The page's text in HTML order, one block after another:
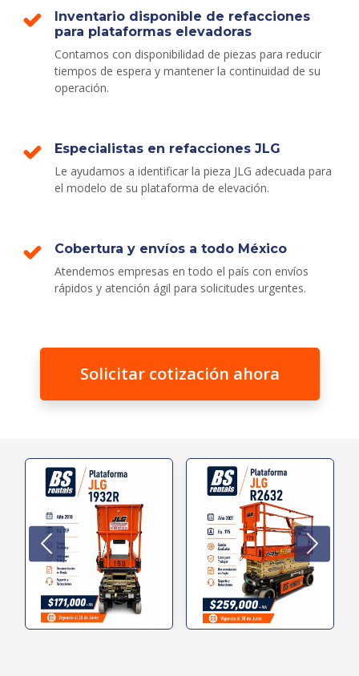
Inventario disponible de refacciones
para plataformas elevadoras
Contamos con disponibilidad de piezas para reducir
tiempos de espera y mantener la continuidad de su
operación.
Especialistas en refacciones JLG
Le ayudamos a identificar la pieza JLG adecuada para
el modelo de su plataforma de elevación.
Cobertura y envíos a todo México
Atendemos empresas en todo el país con envíos
rápidos y atención ágil para solicitudes urgentes.
Solicitar cotización ahora